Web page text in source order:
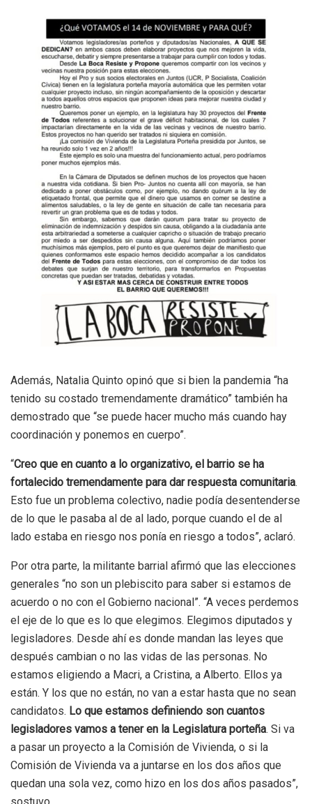
Además, Natalia Quinto opinó que si bien la pandemia “ha
tenido su costado tremendamente dramático” también ha
demostrado que “se puede hacer mucho más cuando hay
coordinación y ponemos en cuerpo”.
“Creo que en cuanto a lo organizativo, el barrio se ha
fortalecido tremendamente para dar respuesta comunitaria.
Esto fue un problema colectivo, nadie podía desentenderse
de lo que le pasaba al de al lado, porque cuando el de al
lado estaba en riesgo nos ponía en riesgo a todos”, aclaró.
Por otra parte, la militante barrial afirmó que las elecciones
generales “no son un plebiscito para saber si estamos de
acuerdo o no con el Gobierno nacional”. “A veces perdemos
el eje de lo que es lo que elegimos. Elegimos diputados y
legisladores. Desde ahí es donde mandan las leyes que
después cambian o no las vidas de las personas. No
estamos eligiendo a Macri, a Cristina, a Alberto. Ellos ya
están. Y los que no están, no van a estar hasta que no sean
candidatos. Lo que estamos definiendo son cuantos
legisladores vamos a tener en la Legislatura porteña. Si va
a pasar un proyecto a la Comisión de Vivienda, o si la
Comisión de Vivienda va a juntarse en los dos años que
quedan una sola vez, como hizo en los dos años pasados”,